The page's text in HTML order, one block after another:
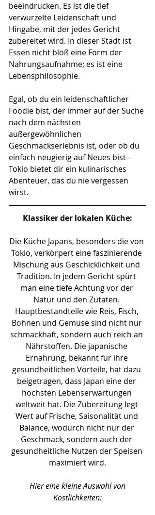
beeindrucken. Es ist die tief
verwurzelte Leidenschaft und
Hingabe, mit der jedes Gericht
zubereitet wird. In dieser Stadt ist
Essen nicht bloß eine Form der
Nahrungsaufnahme; es ist eine
Lebensphilosophie.
Egal, ob du ein leidenschaftlicher
Foodie bist, der immer auf der Suche
nach dem nächsten
außergewöhnlichen
Geschmackserlebnis ist, oder ob du
einfach neugierig auf Neues bist –
Tokio bietet dir ein kulinarisches
Abenteuer, das du nie vergessen
wirst.
Klassiker der lokalen Küche:
Die Küche Japans, besonders die von
Tokio, verkörpert eine faszinierende
Mischung aus Geschicklichkeit und
Tradition. In jedem Gericht spürt
man eine tiefe Achtung vor der
Natur und den Zutaten.
Hauptbestandteile wie Reis, Fisch,
Bohnen und Gemüse sind nicht nur
schmackhaft, sondern auch reich an
Nährstoffen. Die japanische
Ernährung, bekannt für ihre
gesundheitlichen Vorteile, hat dazu
beigetragen, dass Japan eine der
höchsten Lebenserwartungen
weltweit hat. Die Zubereitung legt
Wert auf Frische, Saisonalität und
Balance, wodurch nicht nur der
Geschmack, sondern auch der
gesundheitliche Nutzen der Speisen
maximiert wird.
Köstlichkeiten: